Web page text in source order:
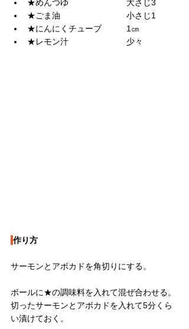
★めんつゆ　　　　　　　大さじ3
★ごま油　　　　　　　　小さじ1
★にんにくチューブ　　　1㎝
★レモン汁　　　　　　　少々
作り方
サーモンとアボカドを角切りにする。
ボールに★の調味料を入れて混ぜ合わせる。
切ったサーモンとアボカドを入れて5分くら
い漬けておく。